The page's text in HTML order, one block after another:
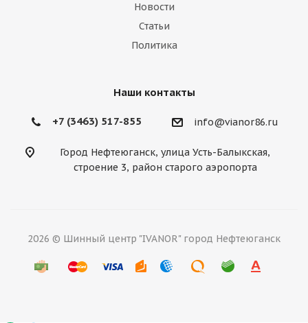
Новости
Статьи
Политика
Наши контакты
+7 (3463) 517-855 info@vianor86.ru
Город Нефтеюганск, улица Усть-Балыкская,
строение 3, район старого аэропорта
2026 © Шинный центр "IVANOR" город Нефтеюганск